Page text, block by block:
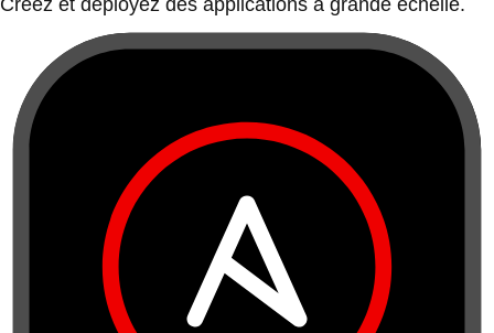
Créez et déployez des applications à grande échelle.